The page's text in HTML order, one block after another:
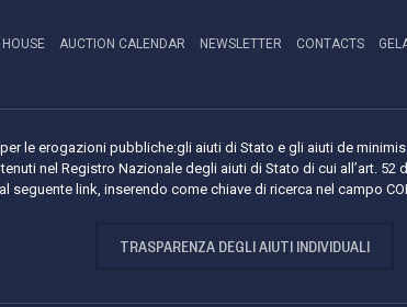
AUCTION CALENDAR NEWSLETTER CONTACTS
le erogazioni pubbliche:gli aiuti di Stato e gli aiuti de
nel Registro Nazionale degli aiuti di Stato di cui all’art. 52
seguente link, inserendo come chiave di ricerca nel campo
TRASPARENZA DEGLI AIUTI INDIVIDUALI